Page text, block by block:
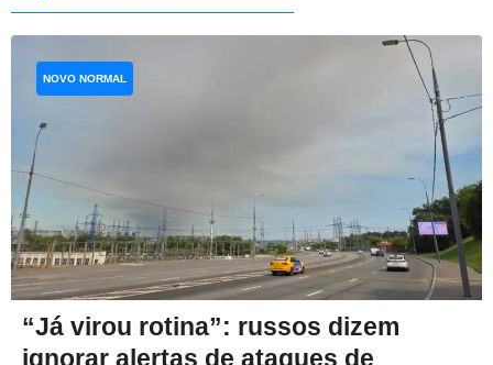
“Já virou rotina”: russos dizem
ignorar alertas de ataques de
NOVO NORMAL